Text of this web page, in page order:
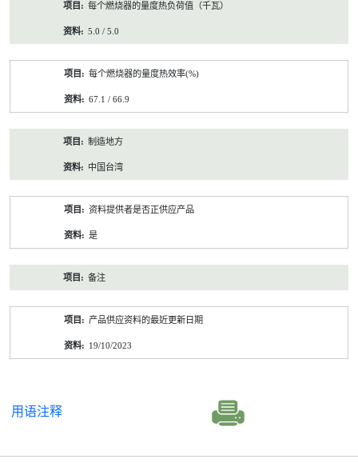
每个燃烧器的量度热负荷值（千瓦）
5.0 / 5.0
每个燃烧器的量度热效率(%)
67.1 / 66.9
制造地方
中国台湾
资料提供者是否正供应产品
是
备注
产品供应资料的最近更新日期
19/10/2023
用语注释